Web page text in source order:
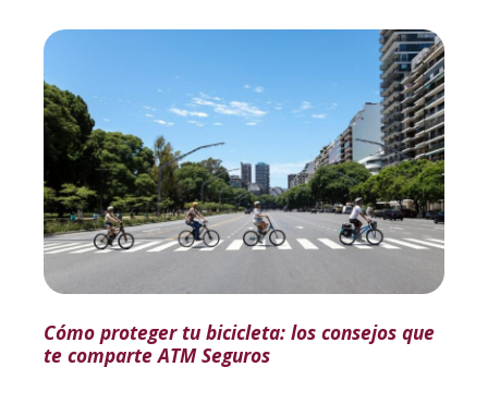
Cómo proteger tu bicicleta: los consejos que
te comparte ATM Seguros